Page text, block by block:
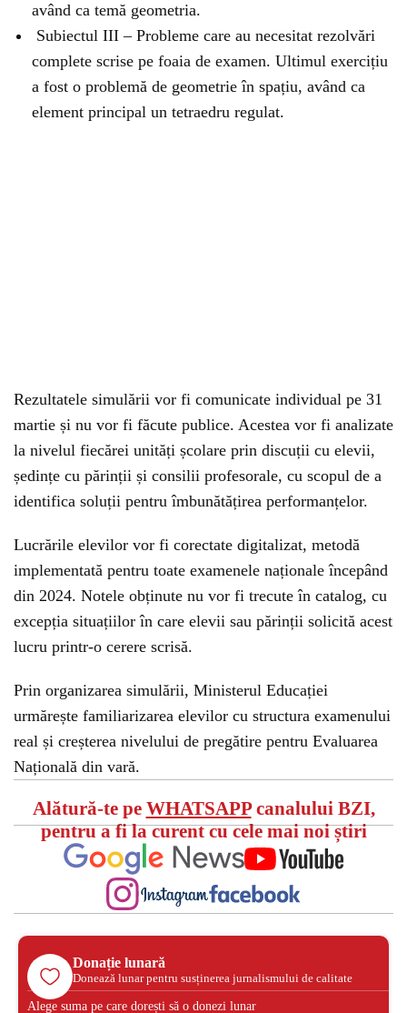
având ca temă geometria.
Subiectul III – Probleme care au necesitat rezolvări
complete scrise pe foaia de examen. Ultimul exercițiu
a fost o problemă de geometrie în spațiu, având ca
element principal un tetraedru regulat.
Rezultatele simulării vor fi comunicate individual pe 31
martie și nu vor fi făcute publice. Acestea vor fi analizate
la nivelul fiecărei unități școlare prin discuții cu elevii,
ședințe cu părinții și consilii profesorale, cu scopul de a
identifica soluții pentru îmbunătățirea performanțelor.
Lucrările elevilor vor fi corectate digitalizat, metodă
implementată pentru toate examenele naționale începând
din 2024. Notele obținute nu vor fi trecute în catalog, cu
excepția situațiilor în care elevii sau părinții solicită acest
lucru printr-o cerere scrisă.
Prin organizarea simulării, Ministerul Educației
urmărește familiarizarea elevilor cu structura examenului
real și creșterea nivelului de pregătire pentru Evaluarea
Națională din vară.
Alătură-te pe WHATSAPPcanalului BZI,
pentru a fi la curent cu cele mai noi știri
Donație lunară
Donează lunar pentru susținerea jurnalismului de calitate
Alege suma pe care dorești să o donezi lunar